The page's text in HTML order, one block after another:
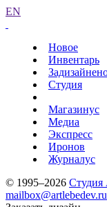
EN
Новое
Инвентарь
Студия
Магазинус
Медиа
Экспресс
Иронов
Журналус
© 1995–2026 Студия
mailbox@artlebedev.ru